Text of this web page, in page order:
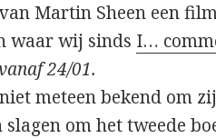
Martin Sheen een
waar wij sinds I…
24/01.
meteen bekend om
om het tweede